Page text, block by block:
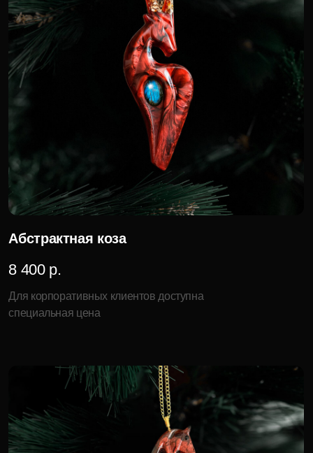
Лошадь
специальная цена
8 000 р.